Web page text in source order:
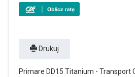
Drukuj
Primare DD15 Titanium - Transport